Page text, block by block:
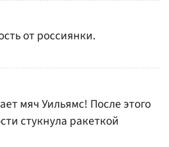
от россиянки.
мяч Уильямс! После этого
стукнула ракеткой